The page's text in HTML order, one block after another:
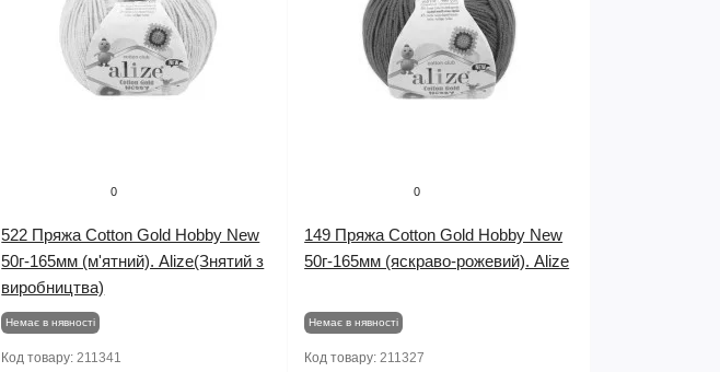
0
522 Пряжа Cotton Gold Hobby New
50г-165мм (м'ятний). Alize(Знятий з
виробництва)
Немає в нявності
Код товару:211341
0
149 Пряжа Cotton Gold Hobby New
50г-165мм (яскраво-рожевий). Alize
Немає в нявності
Код товару:211327